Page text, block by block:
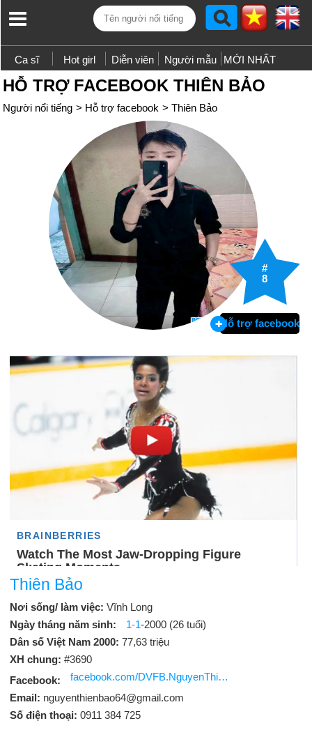
Ca sĩ Hot girl Diễn viên Người mẫu MỚI NHẤT
HỖ TRỢ FACEBOOK THIÊN BẢO
Người nổi tiếng > Hỗ trợ facebook > Thiên Bảo
#
8
Hỗ trợ facebook
Thiên Bảo
Nơi sống/ làm việc: Vĩnh Long
Ngày tháng năm sinh:
1-1-2000 (26 tuổi)
Dân số Việt Nam 2000: 77,63 triệu
XH chung: #3690
Facebook:
facebook.com/DVFB.NguyenThienBao
Email: nguyenthienbao64@gmail.com
Số điện thoại: 0911 384 725